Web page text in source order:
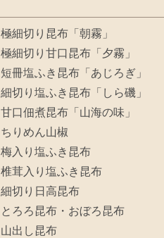
極細切り昆布「朝霧」
極細切り甘口昆布「夕霧」
短冊塩ふき昆布「あじろぎ」
細切り塩ふき昆布「しら磯」
甘口佃煮昆布「山海の味」
ちりめん山椒
梅入り塩ふき昆布
椎茸入り塩ふき昆布
細切り日高昆布
とろろ昆布・おぼろ昆布
山出し昆布